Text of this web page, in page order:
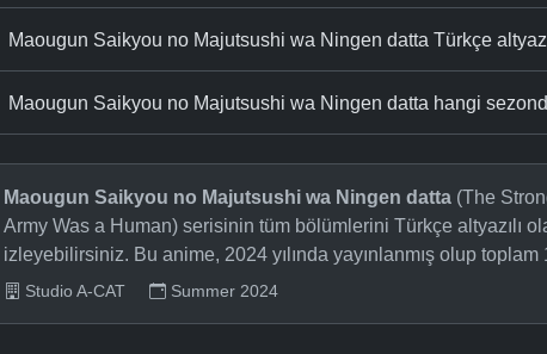
Maougun Saikyou no Majutsushi wa Ningen datta Türkçe
Maougun Saikyou no Majutsushi wa Ningen datta hangi
Maougun Saikyou no Majutsushi wa Ningen datta (The
Army Was a Human) serisinin tüm bölümlerini Türkçe altyazılı
izleyebilirsiniz. Bu anime, 2024 yılında yayınlanmış olup
Studio A-CAT Summer 2024